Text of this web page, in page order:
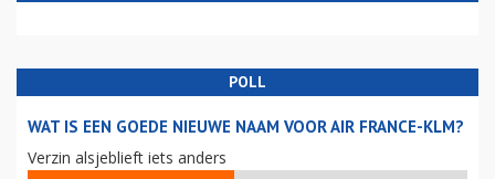
POLL
WAT IS EEN GOEDE NIEUWE NAAM VOOR AIR FRANCE-KLM?
Verzin alsjeblieft iets anders